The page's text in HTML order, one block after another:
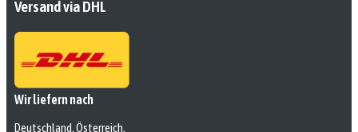
Versand via DHL
Wir liefern nach
Deutschland, Österreich,